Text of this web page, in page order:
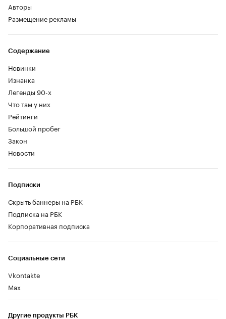
Авторы
Размещение рекламы
Содержание
Новинки
Изнанка
Легенды 90-х
Что там у них
Рейтинги
Большой пробег
Закон
Новости
Социальные сети
Vkontakte
Max
Другие продукты РБК
Подписки
Скрыть баннеры на РБК
Подписка на РБК
Корпоративная подписка